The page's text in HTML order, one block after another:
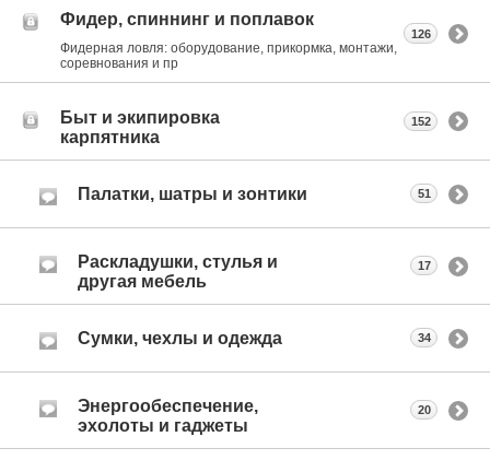
Фидер, спиннинг и поплавок
Фидерная ловля: оборудование, прикормка, монтажи,
соревнования и пр
126
Быт и экипировка
карпятника
152
Палатки, шатры и зонтики 51
Раскладушки, стулья и
другая мебель
17
Сумки, чехлы и одежда 34
Энергообеспечение,
эхолоты и гаджеты
20